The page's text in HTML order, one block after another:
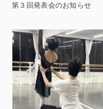
第３回発表会のお知らせ